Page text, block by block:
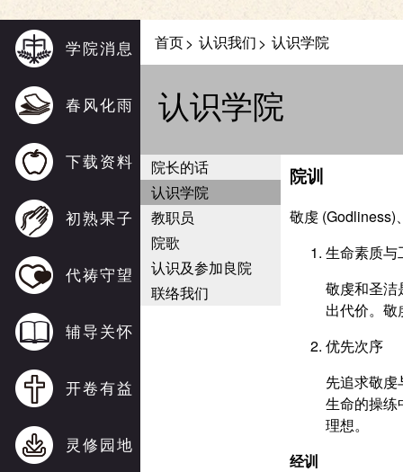
学院消息
春风化雨
下载资料
初熟果子
代祷守望
辅导关怀
开卷有益
灵修园地
首页> 认识我们> 认识学院
认识学院
院长的话
认识学院
教职员
院歌
认识及参加良院
联络我们
院训
敬虔 (Godliness)
生命素质与
敬虔和圣洁
出代价。
优先次序
先追求敬虔
生命的操练
理想。
经训